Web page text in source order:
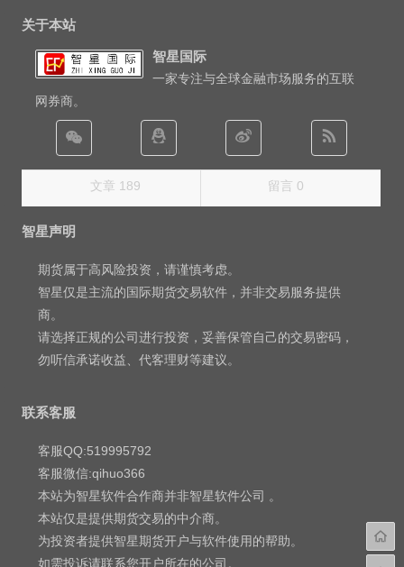
关于本站
智星国际
一家专注与全球金融市场服务的互联
网券商。
文章 189 留言 0
智星声明
期货属于高风险投资，请谨慎考虑。
智星仅是主流的国际期货交易软件，并非交易服务提供
商。
请选择正规的公司进行投资，妥善保管自己的交易密码，
勿听信承诺收益、代客理财等建议。
联系客服
客服QQ:519995792
客服微信:qihuo366
本站为智星软件合作商并非智星软件公司 。
本站仅是提供期货交易的中介商。
为投资者提供智星期货开户与软件使用的帮助。
如需投诉请联系您开户所在的公司。